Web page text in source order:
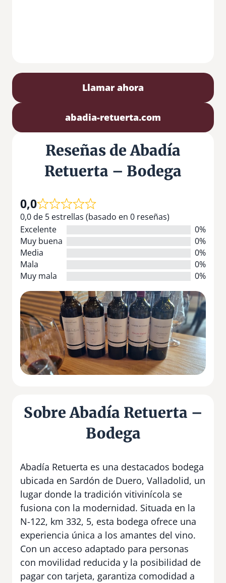
Llamar ahora
abadia-retuerta.com
Reseñas de Abadía
Retuerta – Bodega
0,0
0,0 de 5 estrellas (basado en 0 reseñas)
Excelente
0%
Muy buena
0%
Media
0%
Mala
0%
Muy mala
0%
Sobre Abadía Retuerta –
Bodega
Abadía Retuerta es una destacados bodega
ubicada en Sardón de Duero, Valladolid, un
lugar donde la tradición vitivinícola se
fusiona con la modernidad. Situada en la
N-122, km 332, 5, esta bodega ofrece una
experiencia única a los amantes del vino.
Con un acceso adaptado para personas
con movilidad reducida y la posibilidad de
pagar con tarjeta, garantiza comodidad a